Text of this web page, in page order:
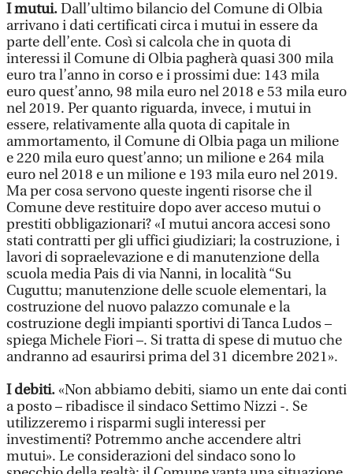
I mutui.Dall’ultimo bilancio del Comune di Olbia
arrivano i dati certificati circa i mutui in essere da
parte dell’ente. Così si calcola che in quota di
interessi il Comune di Olbia pagherà quasi 300 mila
euro tra l’anno in corso e i prossimi due: 143 mila
euro quest’anno, 98 mila euro nel 2018 e 53 mila euro
nel 2019. Per quanto riguarda, invece, i mutui in
essere, relativamente alla quota di capitale in
ammortamento, il Comune di Olbia paga un milione
e 220 mila euro quest’anno; un milione e 264 mila
euro nel 2018 e un milione e 193 mila euro nel 2019.
Ma per cosa servono queste ingenti risorse che il
Comune deve restituire dopo aver acceso mutui o
prestiti obbligazionari? «I mutui ancora accesi sono
stati contratti per gli uffici giudiziari; la costruzione, i
lavori di sopraelevazione e di manutenzione della
scuola media Pais di via Nanni, in località “Su
Cuguttu; manutenzione delle scuole elementari, la
costruzione del nuovo palazzo comunale e la
costruzione degli impianti sportivi di Tanca Ludos –
spiega Michele Fiori –. Si tratta di spese di mutuo che
andranno ad esaurirsi prima del 31 dicembre 2021».
I debiti.«Non abbiamo debiti, siamo un ente dai conti
a posto – ribadisce il sindaco Settimo Nizzi -. Se
utilizzeremo i risparmi sugli interessi per
investimenti? Potremmo anche accendere altri
mutui». Le considerazioni del sindaco sono lo